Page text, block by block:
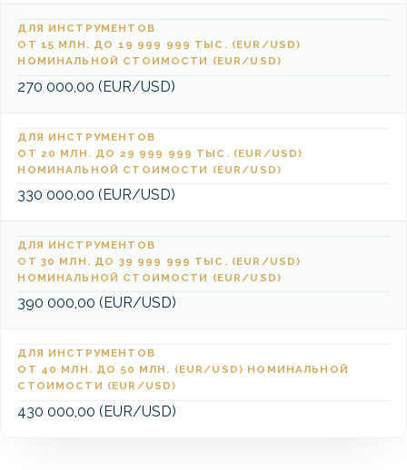
ДЛЯ ИНСТРУМЕНТОВ
ОТ 15 МЛН. ДО 19 999 999 ТЫС. (EUR/USD)
НОМИНАЛЬНОЙ СТОИМОСТИ (EUR/USD)
270 000,00 (EUR/USD)
ДЛЯ ИНСТРУМЕНТОВ
ОТ 20 МЛН. ДО 29 999 999 ТЫС. (EUR/USD)
НОМИНАЛЬНОЙ СТОИМОСТИ (EUR/USD)
330 000,00 (EUR/USD)
ДЛЯ ИНСТРУМЕНТОВ
ОТ 30 МЛН. ДО 39 999 999 ТЫС. (EUR/USD)
НОМИНАЛЬНОЙ СТОИМОСТИ (EUR/USD)
390 000,00 (EUR/USD)
ДЛЯ ИНСТРУМЕНТОВ
ОТ 40 МЛН. ДО 50 МЛН. (EUR/USD) НОМИНАЛЬНОЙ
СТОИМОСТИ (EUR/USD)
430 000,00 (EUR/USD)